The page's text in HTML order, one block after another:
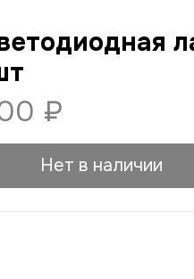
₽
Нет в наличии